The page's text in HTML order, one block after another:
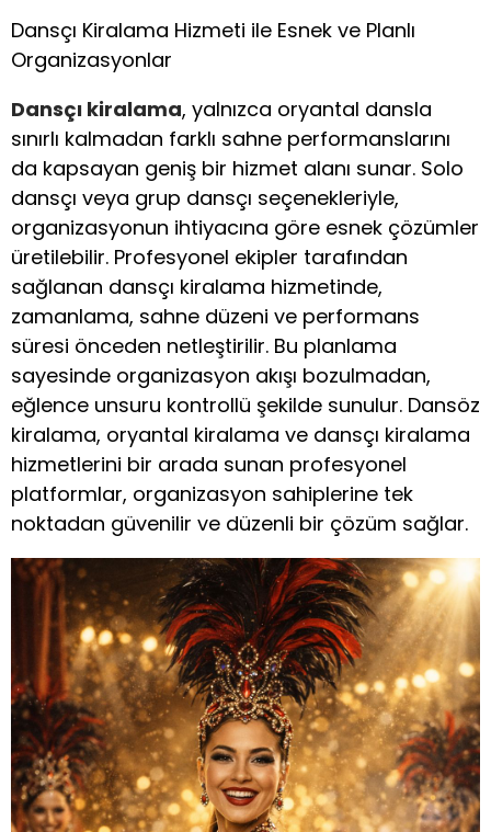
Dansçı Kiralama Hizmeti ile Esnek ve Planlı
Organizasyonlar
Dansçı kiralama, yalnızca oryantal dansla
sınırlı kalmadan farklı sahne performanslarını
da kapsayan geniş bir hizmet alanı sunar. Solo
dansçı veya grup dansçı seçenekleriyle,
organizasyonun ihtiyacına göre esnek çözümler
üretilebilir. Profesyonel ekipler tarafından
sağlanan dansçı kiralama hizmetinde,
zamanlama, sahne düzeni ve performans
süresi önceden netleştirilir. Bu planlama
sayesinde organizasyon akışı bozulmadan,
eğlence unsuru kontrollü şekilde sunulur. Dansöz
kiralama, oryantal kiralama ve dansçı kiralama
hizmetlerini bir arada sunan profesyonel
platformlar, organizasyon sahiplerine tek
noktadan güvenilir ve düzenli bir çözüm sağlar.